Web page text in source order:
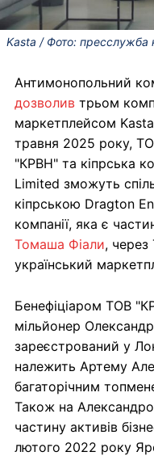
Kasta / Фото: пресслужба
Антимонопольний
дозволив трьом
маркетплейсом
травня 2025 року,
"КРВН" та кіпрська
Limited зможуть
кіпрською Dragton
компанії, яка є
Томаша Фіали,
український
Бенефіціаром ТОВ
мільйонер
зареєстрований у
належить Артему
багаторічним
Також на
частину активів
лютого 2022 року